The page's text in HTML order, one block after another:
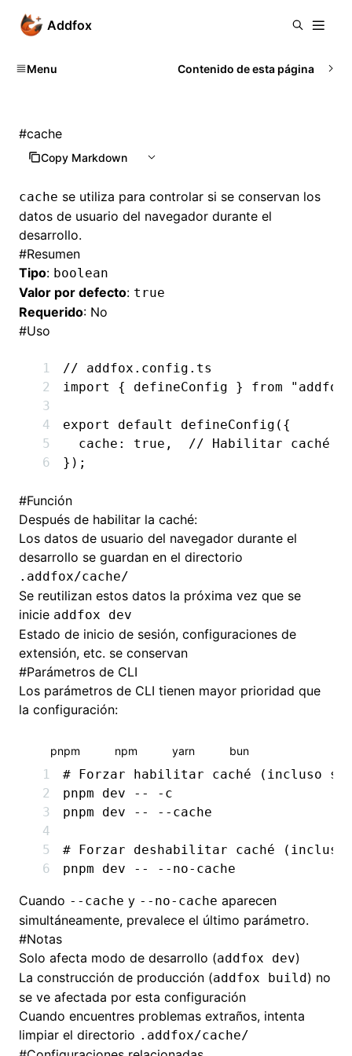
Addfox
Menu Contenido de esta página
#cache
Copy Markdown
cache se utiliza para controlar si se conservan los
datos de usuario del navegador durante el
desarrollo.
#Resumen
Tipo: boolean
Valor por defecto: true
Requerido: No
#Uso
// addfox.config.ts
import
{ defineConfig } from
export default defineConfig ({
  cache
: true ,
  // Habilitar caché
});
#Función
Después de habilitar la caché:
Los datos de usuario del navegador durante el
desarrollo se guardan en el directorio
.addfox/cache/
Se reutilizan estos datos la próxima vez que se
inicie addfox dev
Estado de inicio de sesión, configuraciones de
extensión, etc. se conservan
#Parámetros de CLI
Los parámetros de CLI tienen mayor prioridad que
la configuración:
pnpm npm yarn bun
# Forzar habilitar caché (incluso si
pnpm dev --
-c
pnpm dev -- --cache
# Forzar deshabilitar caché
pnpm dev -- --no-cache
Cuando --cache y --no-cache aparecen
simultáneamente, prevalece el último parámetro.
#Notas
Solo afecta modo de desarrollo (addfox dev)
La construcción de producción (addfox build) no
se ve afectada por esta configuración
Cuando encuentres problemas extraños, intenta
limpiar el directorio .addfox/cache/